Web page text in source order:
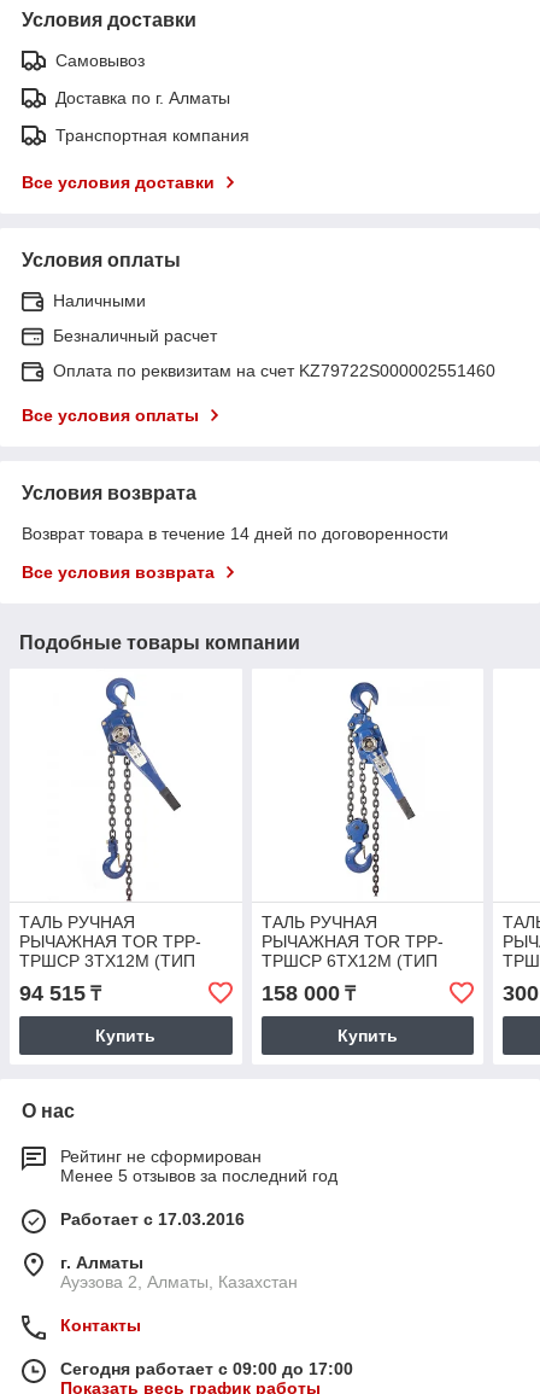
Условия доставки
Самовывоз
Доставка по г. Алматы
Транспортная компания
Все условия доставки
Условия оплаты
Наличными
Безналичный расчет
Оплата по реквизитам на счет KZ79722S000002551460
Все условия оплаты
Условия возврата
Возврат товара в течение 14 дней по договоренности
Все условия возврата
Подобные товары компании
ТАЛЬ РУЧНАЯ
РЫЧАЖНАЯ TOR ТРР-
ТРШСР 3ТХ12М (ТИП
94 515 ₸
Купить
ТАЛЬ РУЧНАЯ
РЫЧАЖНАЯ TOR ТРР-
ТРШСР 6ТХ12М (ТИП
158 000₸
Купить
О нас
Рейтинг не сформирован
Менее 5 отзывов за последний год
Работает с 17.03.2016
г. Алматы
Ауэзова 2, Алматы, Казахстан
Контакты
Сегодня работает с 09:00 до 17:00
Показать весь график работы